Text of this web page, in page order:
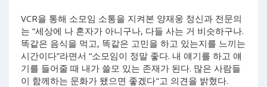
VCR을 통해 소모임 소통을 지켜본 양재웅 정신과 전문의
는 “세상에 나 혼자가 아니구나, 다들 사는 거 비슷하구나.
똑같은 음식을 먹고, 똑같은 고민을 하고 있는지를 느끼는
시간이다”라면서 “소모임이 정말 좋다. 내 얘기를 하고 얘
기를 들어줄 때 내가 쓸모 있는 존재가 된다. 많은 사람들
이 함께하는 문화가 됐으면 좋겠다"고 의견을 밝혔다.